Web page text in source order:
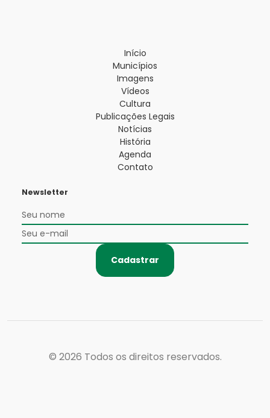
Início
Municípios
Imagens
Vídeos
Cultura
Publicações Legais
Notícias
História
Agenda
Contato
Newsletter
Cadastrar
© 2026 Todos os direitos reservados.